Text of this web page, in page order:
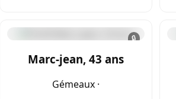
🔒
Marc-jean, 43 ans
Gémeaux ·